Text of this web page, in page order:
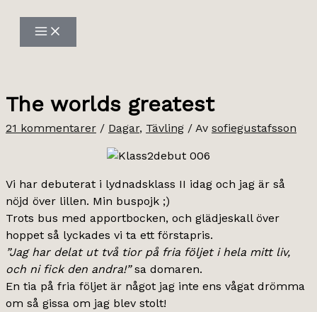
innehåll
The worlds greatest
21 kommentarer / Dagar, Tävling / Av sofiegustafsson
Vi har debuterat i lydnadsklass II idag och jag är så
nöjd över lillen. Min buspojk ;)
Trots bus med apportbocken, och glädjeskall över
hoppet så lyckades vi ta ett förstapris.
”Jag har delat ut två tior på fria följet i hela mitt liv,
och ni fick den andra!”sa domaren.
En tia på fria följet är något jag inte ens vågat drömma
om så gissa om jag blev stolt!